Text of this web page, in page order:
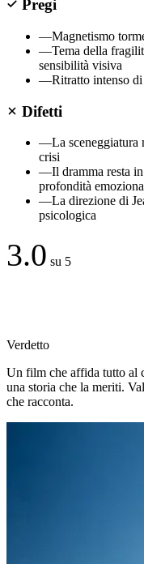
Pregi
—Magnetismo
—Tema della
sensibilità visiva
—Ritratto intenso
Difetti
—La sceneggiatura
crisi
—Il dramma resta
profondità
—La direzione di
psicologica
3.0 su 5
Verdetto
Un film che affida tutto al
una storia che la meriti.
che racconta.